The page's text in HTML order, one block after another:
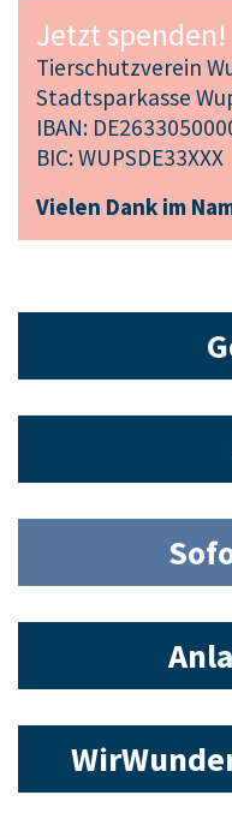
Jetzt spenden!
Tierschutzverein
Stadtsparkasse
IBAN:
BIC: WUPSDE33XXX
Vielen Dank im